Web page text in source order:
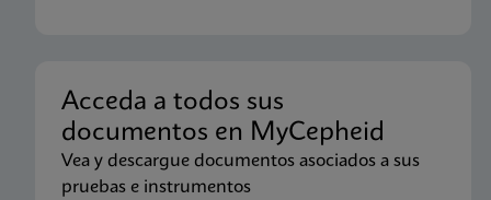
Acceda a todos sus
documentos en MyCepheid
Vea y descargue documentos asociados a sus
pruebas e instrumentos